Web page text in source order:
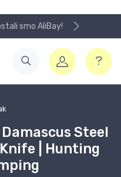
smo AliBay!
Steel
| Hunting